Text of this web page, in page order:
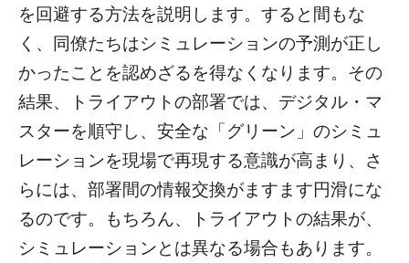
を回避する方法を説明します。すると間もな
く、同僚たちはシミュレーションの予測が正し
かったことを認めざるを得なくなります。その
結果、トライアウトの部署では、デジタル・マ
スターを順守し、安全な「グリーン」のシミュ
レーションを現場で再現する意識が高まり、さ
らには、部署間の情報交換がますます円滑にな
るのです。もちろん、トライアウトの結果が、
シミュレーションとは異なる場合もあります。